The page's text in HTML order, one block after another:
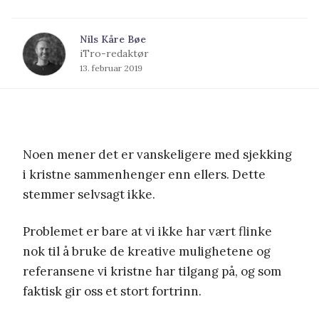
Nils Kåre Bøe
iTro-redaktør
13. februar 2019
Noen mener det er vanskeligere med sjekking
i kristne sammenhenger enn ellers. Dette
stemmer selvsagt ikke.
Problemet er bare at vi ikke har vært flinke
nok til å bruke de kreative mulighetene og
referansene vi kristne har tilgang på, og som
faktisk gir oss et stort fortrinn.